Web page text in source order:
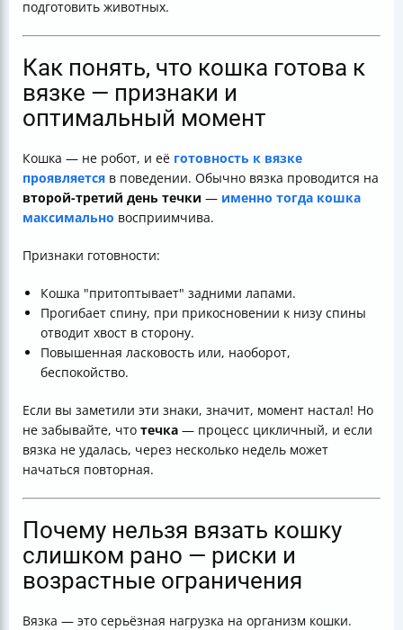
подготовить животных.
Как понять, что кошка готова к
вязке — признаки и
оптимальный момент
Кошка — не робот, и её готовность к вязке
проявляется в поведении. Обычно вязка проводится на
второй-третий день течки — именно тогда кошка
максимально восприимчива.
Признаки готовности:
Кошка "притоптывает" задними лапами.
Прогибает спину, при прикосновении к низу спины
отводит хвост в сторону.
Повышенная ласковость или, наоборот,
беспокойство.
Если вы заметили эти знаки, значит, момент настал! Но
не забывайте, что течка — процесс цикличный, и если
вязка не удалась, через несколько недель может
начаться повторная.
Почему нельзя вязать кошку
слишком рано — риски и
возрастные ограничения
Вязка — это серьёзная нагрузка на организм кошки.